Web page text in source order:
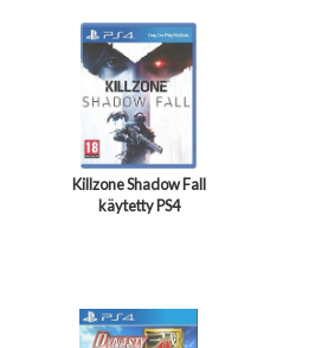
Killzone Shadow Fall
käytetty PS4